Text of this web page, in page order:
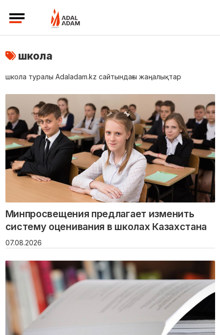
школа
школа туралы Adaladam.kz сайтындағы жаңалықтар
Минпросвещения предлагает изменить
систему оценивания в школах Казахстана
07.08.2026